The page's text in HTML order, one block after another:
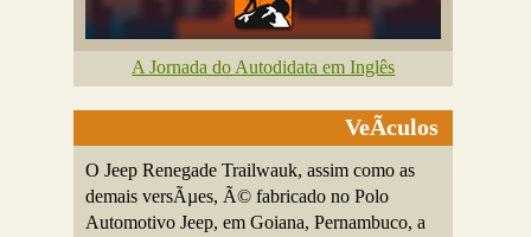
A Jornada do Autodidata em Inglês
VeÃ­culos
O Jeep Renegade Trailwauk, assim como as
demais versÃµes, Ã© fabricado no Polo
Automotivo Jeep, em Goiana, Pernambuco, a